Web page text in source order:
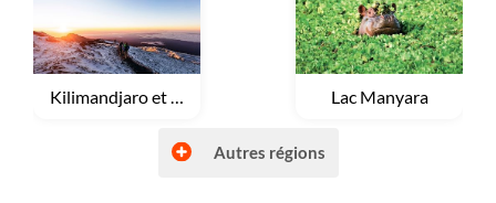
Voyage
Kilimandjaro et Mont Meru Voyage
Lac Manyara
Autres régions